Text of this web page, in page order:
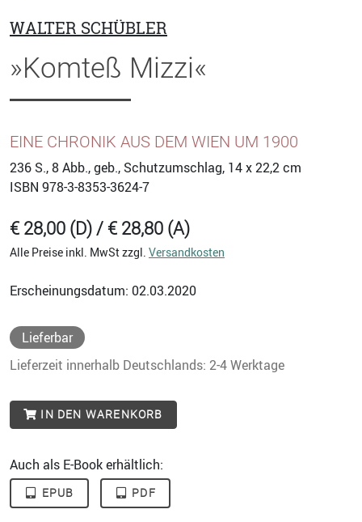
WALTER SCHÜBLER
»Komteß Mizzi«
EINE CHRONIK AUS DEM WIEN UM 1900
236 S., 8 Abb., geb., Schutzumschlag, 14 x 22,2 cm
ISBN 978-3-8353-3624-7
€ 28,00 (D) / € 28,80 (A)
Alle Preise inkl. MwSt zzgl. Versandkosten
Erscheinungsdatum: 02.03.2020
Lieferbar
Lieferzeit innerhalb Deutschlands: 2-4 Werktage
IN DEN WARENKORB
Auch als E-Book erhältlich:
EPUB PDF